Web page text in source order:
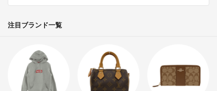
注目ブランド一覧